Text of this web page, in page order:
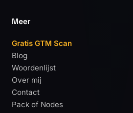
Meer
Gratis GTM Scan
Blog
Woordenlijst
Over mij
Contact
Pack of Nodes